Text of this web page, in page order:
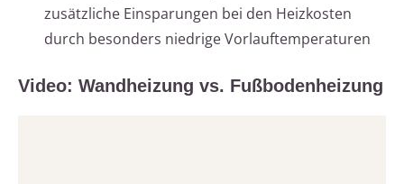
zusätzliche Einsparungen bei den Heizkosten
durch besonders niedrige Vorlauftemperaturen
Video: Wandheizung vs. Fußbodenheizung